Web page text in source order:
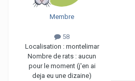
Membre
58
Localisation : montelimar
Nombre de rats : aucun
pour le moment (j'en ai
deja eu une dizaine)